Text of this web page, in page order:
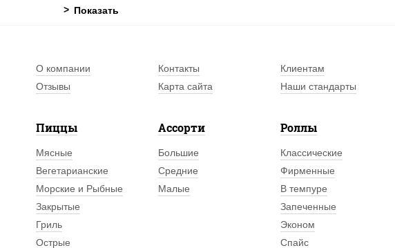
О компании Контакты Клиентам
Отзывы
Карта сайта Наши стандарты
Пиццы
Мясные
Вегетарианские
Морские и Рыбные
Закрытые
Гриль
Острые
Ассорти
Большие
Средние
Малые
Роллы
Классические
Фирменные
В темпуре
Запеченные
Эконом
Спайс